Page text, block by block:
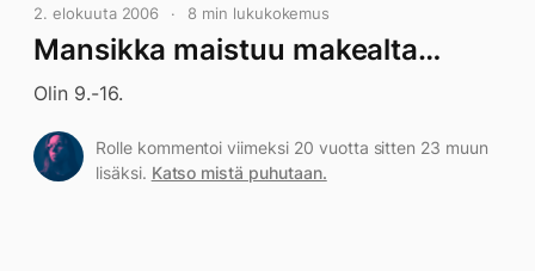
2. elokuuta 2006 8 min lukukokemus
Mansikka maistuu makealta…
Olin 9.-16.
Rolle kommentoi viimeksi 20 vuotta sitten 23 muun
lisäksi. Katso mistä puhutaan.